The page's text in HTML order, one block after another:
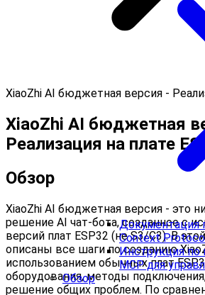
Документация
Context
Инструкция по
MCP для
Обзор
XiaoZhi AI бюджетная версия -
XiaoZhi AI бюджетная
Реализация на плате
Обзор
XiaoZhi AI бюджетная версия - это
решение AI чат-бота, созданное с
версий плат ESP32 (не S3/C3). В
описаны все шаги по созданию
использованием обычных плат
оборудования, методы
решение общих проблем. По